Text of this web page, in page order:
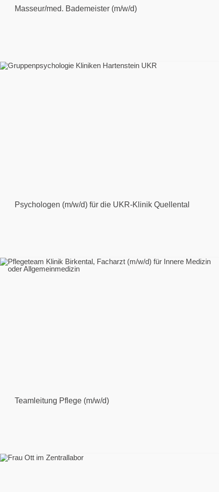
Masseur/med. Bademeister (m/w/d)
Psychologen (m/w/d) für die UKR-Klinik Quellental
Teamleitung Pflege (m/w/d)